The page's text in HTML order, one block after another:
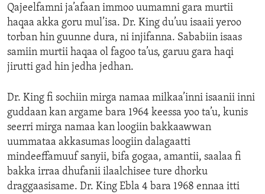
Qajeelfamni ja’afaan immoo uumamni gara murtii
haqaa akka goru mul’isa. Dr. King du’uu isaaii yeroo
torban hin guunne dura, ni injifanna. Sababiin isaas
samiin murtii haqaa ol fagoo ta’us, garuu gara haqi
jirutti gad hin jedha jedhan.
Dr. King fi sochiin mirga namaa milkaa’inni isaanii inni
guddaan kan argame bara 1964 keessa yoo ta’u, kunis
seerri mirga namaa kan loogiin bakkaawwan
uummataa akkasumas loogiin dalagaatti
mindeeffamuuf sanyii, bifa gogaa, amantii, saalaa fi
bakka irraa dhufanii ilaalchisee ture dhorku
draggaasisame. Dr. King Ebla 4 bara 1968 ennaa itti